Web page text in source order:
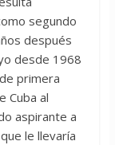
segundo
después
desde 1968
primera
Cuba al
aspirante a
le llevaría